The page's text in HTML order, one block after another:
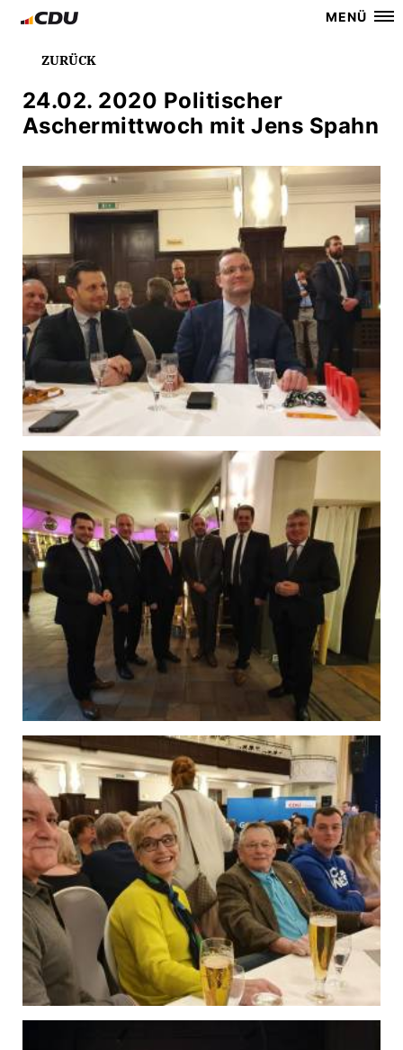
MENÜ
ZURÜCK
24.02. 2020 Politischer
Aschermittwoch mit Jens Spahn